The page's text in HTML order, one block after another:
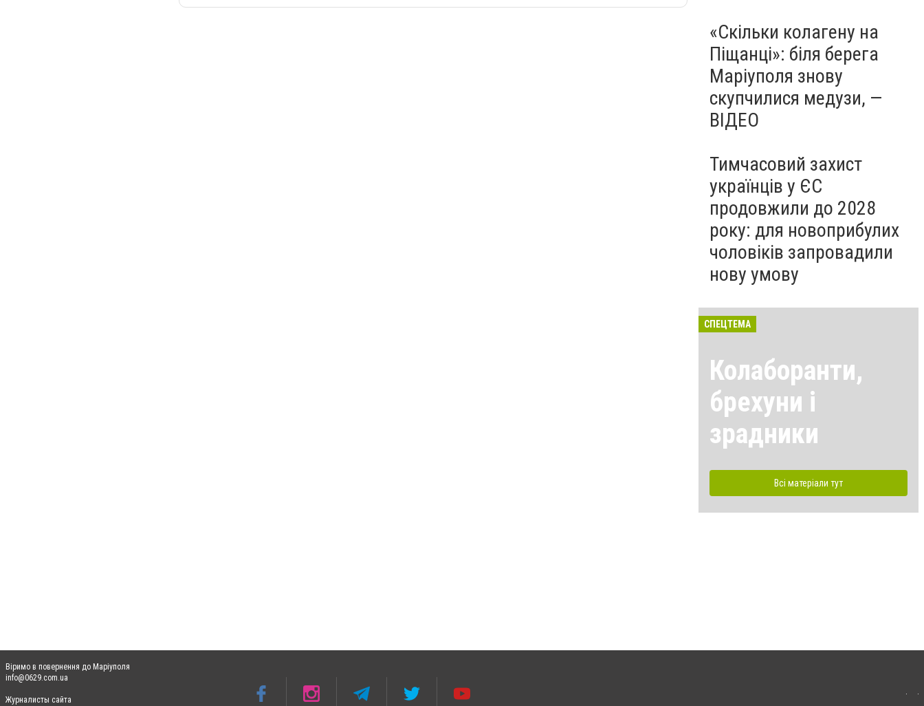
«Скільки колагену на
Піщанці»: біля берега
Маріуполя знову
скупчилися медузи, —
ВІДЕО
Тимчасовий захист
українців у ЄС
продовжили до 2028
року: для новоприбулих
чоловіків запровадили
нову умову
СПЕЦТЕМА
Колаборанти,
брехуни і
зрадники
Всі матеріали тут
Віримо в повернення до Маріуполя
info@0629.com.ua
Журналисты сайта